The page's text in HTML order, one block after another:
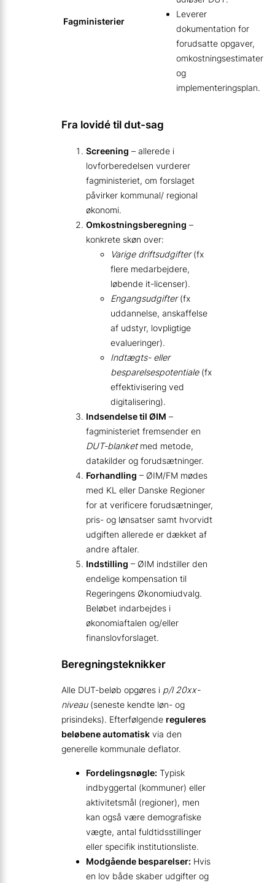
Fagministerier
Leverer
dokumentation for
forudsatte opgaver,
omkostningsestimater
og
implementeringsplan.
Fra lovidé til dut-sag
Screening – allerede i
lovforberedelsen vurderer
fagministeriet, om forslaget
påvirker kommunal/ regional
økonomi.
Omkostningsberegning –
konkrete skøn over:
Varige driftsudgifter(fx
flere medarbejdere,
løbende it-licenser).
Engangsudgifter(fx
uddannelse, anskaffelse
af udstyr, lovpligtige
evalueringer).
Indtægts- eller
besparelsespotentiale(fx
effektivisering ved
digitalisering).
Indsendelse til ØIM –
fagministeriet fremsender en
DUT-blanketmed metode,
datakilder og forudsætninger.
Forhandling – ØIM/FM mødes
med KL eller Danske Regioner
for at verificere forudsætninger,
pris- og lønsatser samt hvorvidt
udgiften allerede er dækket af
andre aftaler.
Indstilling – ØIM indstiller den
endelige kompensation til
Regeringens Økonomiudvalg.
Beløbet indarbejdes i
økonomiaftalen og/eller
finanslovforslaget.
Beregningsteknikker
Alle DUT-beløb opgøres i p/l 20xx-
niveau(seneste kendte løn- og
prisindeks). Efterfølgende reguleres
beløbene automatisk via den
generelle kommunale deflator.
Fordelingsnøgle: Typisk
indbyggertal (kommuner) eller
aktivitetsmål (regioner), men
kan også være demografiske
vægte, antal fuldtidsstillinger
eller specifik institutionsliste.
Modgående besparelser: Hvis
en lov både skaber udgifter og